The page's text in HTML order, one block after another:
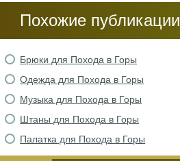
Похожие публикации
Брюки для Похода в Горы
Одежда для Похода в Горы
Музыка для Похода в Горы
Штаны для Похода в Горы
Палатка для Похода в Горы